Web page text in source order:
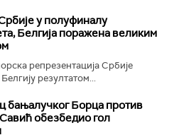
у полуфиналу
Белгија поражена великим
репрезентација Србије
резултатом...
бањалучког Борца против
обезбедио гол